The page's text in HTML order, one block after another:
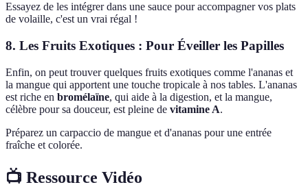
Essayez de les intégrer dans une sauce pour accompagner vos plats
de volaille, c'est un vrai régal !
8. Les Fruits Exotiques : Pour Éveiller les Papilles
Enfin, on peut trouver quelques fruits exotiques comme l'ananas et
la mangue qui apportent une touche tropicale à nos tables. L'ananas
est riche en bromélaïne, qui aide à la digestion, et la mangue,
célèbre pour sa douceur, est pleine de vitamine A.
Préparez un carpaccio de mangue et d'ananas pour une entrée
fraîche et colorée.
📺 Ressource Vidéo